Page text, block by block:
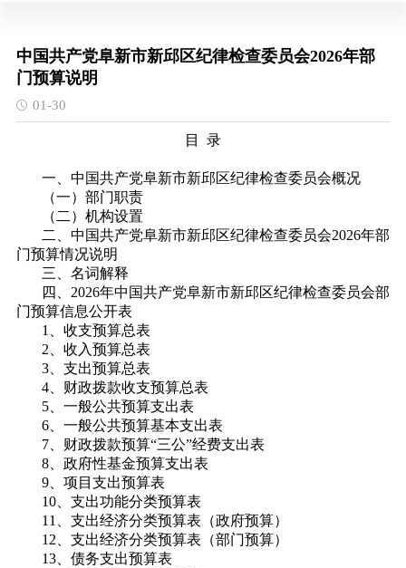
中国共产党阜新市新邱区纪律检查委员会2026年部
门预算说明
01-30
目 录
一、中国共产党阜新市新邱区纪律检查委员会概况
（一）部门职责
（二）机构设置
二、中国共产党阜新市新邱区纪律检查委员会2026年部
门预算情况说明
三、名词解释
四、2026年中国共产党阜新市新邱区纪律检查委员会部
门预算信息公开表
1、收支预算总表
2、收入预算总表
3、支出预算总表
4、财政拨款收支预算总表
5、一般公共预算支出表
6、一般公共预算基本支出表
7、财政拨款预算“三公”经费支出表
8、政府性基金预算支出表
9、项目支出预算表
10、支出功能分类预算表
11、支出经济分类预算表（政府预算）
12、支出经济分类预算表（部门预算）
13、债务支出预算表